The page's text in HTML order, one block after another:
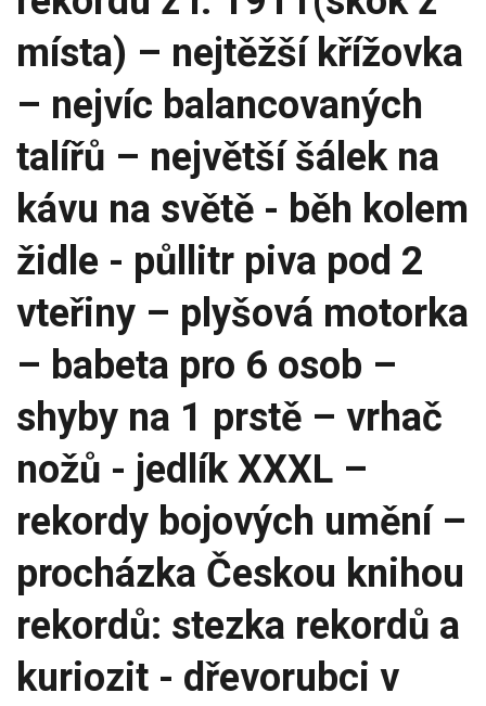
místa) – nejtěžší křížovka
– nejvíc balancovaných
talířů – největší šálek na
kávu na světě - běh kolem
židle - půllitr piva pod 2
vteřiny – plyšová motorka
– babeta pro 6 osob –
shyby na 1 prstě – vrhač
nožů - jedlík XXXL –
rekordy bojových umění –
procházka Českou knihou
rekordů: stezka rekordů a
kuriozit - dřevorubci v